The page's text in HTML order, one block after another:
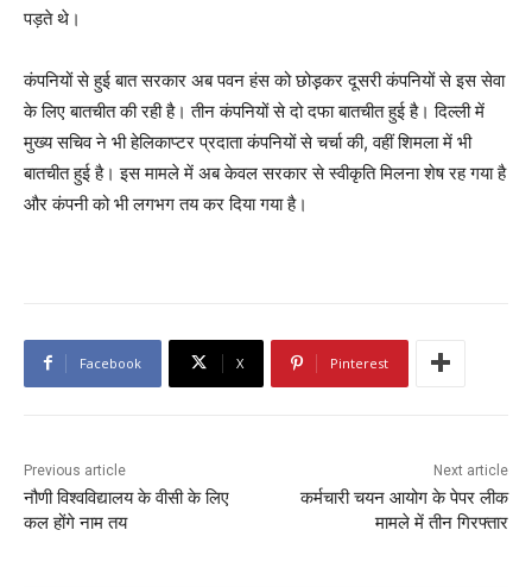
पड़ते थे।
कंपनियों से हुई बात सरकार अब पवन हंस को छोड़़कर दूसरी कंपनियों से इस सेवा
के लिए बातचीत की रही है। तीन कंपनियों से दो दफा बातचीत हुई है। दिल्ली में
मुख्य सचिव ने भी हेलिकाप्टर प्रदाता कंपनियों से चर्चा की, वहीं शिमला में भी
बातचीत हुई है। इस मामले में अब केवल सरकार से स्वीकृति मिलना शेष रह गया है
और कंपनी को भी लगभग तय कर दिया गया है।
Facebook X Pinterest
Previous article
नौणी विश्वविद्यालय के वीसी के लिए
कल होंगे नाम तय
Next article
कर्मचारी चयन आयोग के पेपर लीक
मामले में तीन गिरफ्तार